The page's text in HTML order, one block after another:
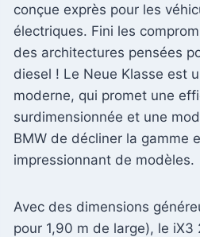
conçue exprès pour les
électriques. Fini les
des architectures pensées
diesel ! Le Neue Klasse est
moderne, qui promet une
surdimensionnée et une
BMW de décliner la gamme
impressionnant de modèles.
Avec des dimensions
pour 1,90 m de large), le iX3